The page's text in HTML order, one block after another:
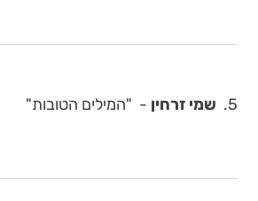
5. שמי זרחין - "המילים הטובות"